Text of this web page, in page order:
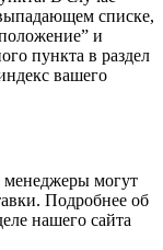
списке,
и
пункта в раздел
вашего
менеджеры могут
Подробнее об
нашего сайта